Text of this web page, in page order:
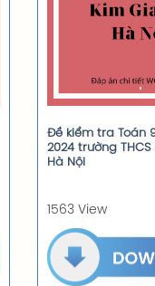
Đề kiểm tra Toán
2024 trường
Hà Nội
1563 View